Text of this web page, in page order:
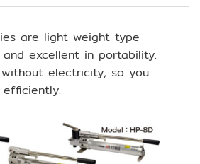
are light weight type
and excellent in portability.
electricity, so you